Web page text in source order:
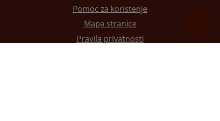
Pomoc za koristenje
Mapa stranice
Pravila privatnosti